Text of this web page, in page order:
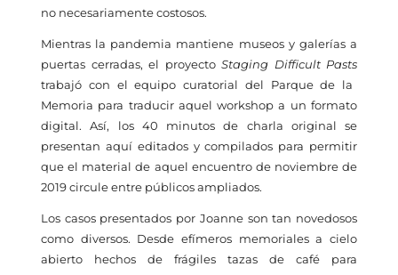
no necesariamente costosos.
Mientras la pandemia mantiene museos y galerías a
puertas cerradas, el proyecto Staging Difficult Pasts
trabajó con el equipo curatorial del Parque de la
Memoria para traducir aquel workshop a un formato
digital. Así, los 40 minutos de charla original se
presentan aquí editados y compilados para permitir
que el material de aquel encuentro de noviembre de
2019 circule entre públicos ampliados.
Los casos presentados por Joanne son tan novedosos
como diversos. Desde efímeros memoriales a cielo
abierto hechos de frágiles tazas de café para